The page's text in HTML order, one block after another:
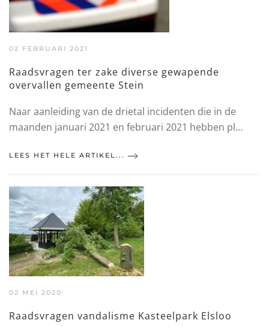
02 FEBRUARI 2021
Raadsvragen ter zake diverse gewapende
overvallen gemeente Stein
Naar aanleiding van de drietal incidenten die in de
maanden januari 2021 en februari 2021 hebben pl…
LEES HET HELE ARTIKEL...
02 MEI 2020
Raadsvragen vandalisme Kasteelpark Elsloo